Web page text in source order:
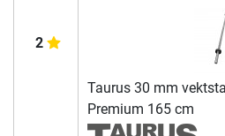
2
Taurus 30 mm
Premium 165 cm